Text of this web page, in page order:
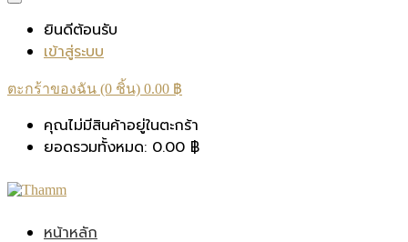
ยินดีต้อนรับ
เข้าสู่ระบบ
ตะกร้าของฉัน (0 ชิ้น) 0.00 ฿
คุณไม่มีสินค้าอยู่ในตะกร้า
ยอดรวมทั้งหมด: 0.00 ฿
หน้าหลัก